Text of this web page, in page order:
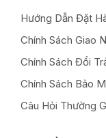
Hướng Dẫn Đặt
Chính Sách Giao
Chính Sách Đổi
Chính Sách Bảo
Câu Hỏi Thường